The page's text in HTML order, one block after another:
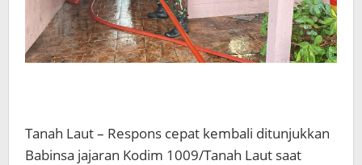
Tanah Laut – Respons cepat kembali ditunjukkan
Babinsa jajaran Kodim 1009/Tanah Laut saat